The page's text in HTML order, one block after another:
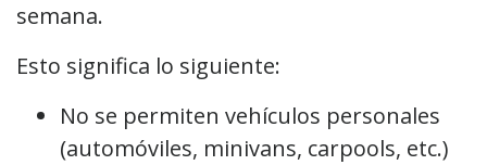
semana.
Esto significa lo siguiente:
No se permiten vehículos personales
(automóviles, minivans, carpools, etc.)